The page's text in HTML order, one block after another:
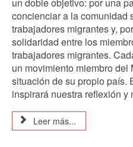
concienciar a la comunidad
trabajadores migrantes y,
solidaridad entre los
trabajadores migrantes.
un movimiento miembro del
situación de su propio país.
inspirará nuestra reflexión y
Leer más...